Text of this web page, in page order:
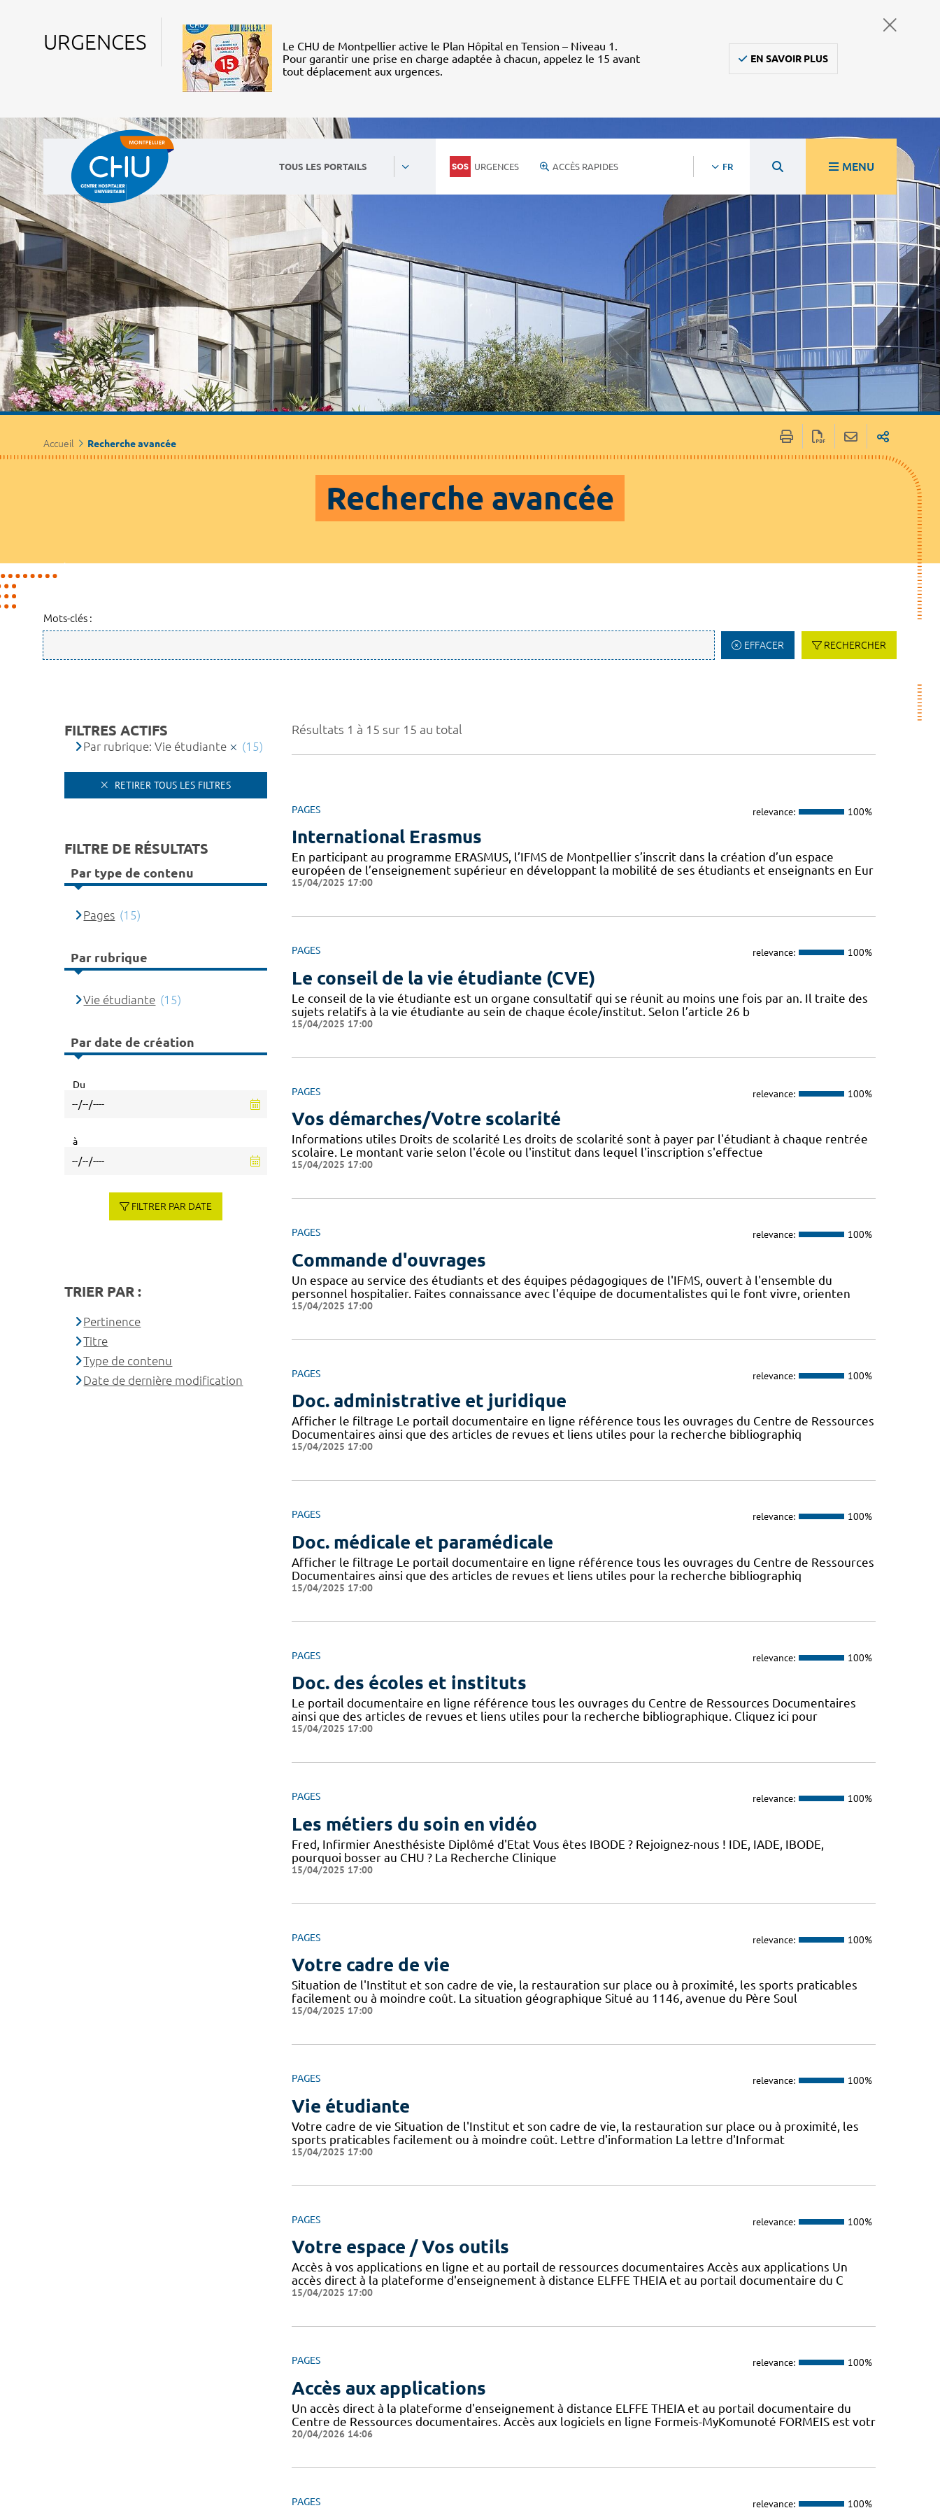
URGENCES
Le CHU de Montpellier active le Plan Hôpital en Tension – Niveau 1.
Pour garantir une prise en charge adaptée à chacun, appelez le 15 avant
tout déplacement aux urgences.
EN SAVOIR PLUS
TOUS LES PORTAILS URGENCES ACCÈS RAPIDES FR MENU
Accueil Recherche avancée
Recherche avancée
Mots-clés :
EFFACER RECHERCHER
Résultats 1 à 15 sur 15 au total
PAGES relevance: 100%
International Erasmus
En participant au programme ERASMUS, l’IFMS de Montpellier s’inscrit dans la création d’un espace
européen de l’enseignement supérieur en développant la mobilité de ses étudiants et enseignants en Eur
15/04/2025 17:00
PAGES relevance: 100%
Le conseil de la vie étudiante (CVE)
Le conseil de la vie étudiante est un organe consultatif qui se réunit au moins une fois par an. Il traite des
sujets relatifs à la vie étudiante au sein de chaque école/institut. Selon l’article 26 b
15/04/2025 17:00
PAGES relevance: 100%
Vos démarches/Votre scolarité
Informations utiles Droits de scolarité Les droits de scolarité sont à payer par l'étudiant à chaque rentrée
scolaire. Le montant varie selon l'école ou l'institut dans lequel l'inscription s'effectue
15/04/2025 17:00
PAGES relevance: 100%
Commande d'ouvrages
Un espace au service des étudiants et des équipes pédagogiques de l'IFMS, ouvert à l'ensemble du
personnel hospitalier. Faites connaissance avec l'équipe de documentalistes qui le font vivre, orienten
15/04/2025 17:00
PAGES relevance: 100%
Doc. administrative et juridique
Afficher le filtrage Le portail documentaire en ligne référence tous les ouvrages du Centre de Ressources
Documentaires ainsi que des articles de revues et liens utiles pour la recherche bibliographiq
15/04/2025 17:00
PAGES relevance: 100%
Doc. médicale et paramédicale
Afficher le filtrage Le portail documentaire en ligne référence tous les ouvrages du Centre de Ressources
Documentaires ainsi que des articles de revues et liens utiles pour la recherche bibliographiq
15/04/2025 17:00
PAGES relevance: 100%
Doc. des écoles et instituts
Le portail documentaire en ligne référence tous les ouvrages du Centre de Ressources Documentaires
ainsi que des articles de revues et liens utiles pour la recherche bibliographique. Cliquez ici pour
15/04/2025 17:00
PAGES relevance: 100%
Les métiers du soin en vidéo
Fred, Infirmier Anesthésiste Diplômé d'Etat Vous êtes IBODE ? Rejoignez-nous ! IDE, IADE, IBODE,
pourquoi bosser au CHU ? La Recherche Clinique
15/04/2025 17:00
PAGES relevance: 100%
Votre cadre de vie
Situation de l'Institut et son cadre de vie, la restauration sur place ou à proximité, les sports praticables
facilement ou à moindre coût. La situation géographique Situé au 1146, avenue du Père Soul
15/04/2025 17:00
PAGES relevance: 100%
Vie étudiante
Votre cadre de vie Situation de l'Institut et son cadre de vie, la restauration sur place ou à proximité, les
sports praticables facilement ou à moindre coût. Lettre d'information La lettre d'Informat
15/04/2025 17:00
PAGES relevance: 100%
Votre espace / Vos outils
Accès à vos applications en ligne et au portail de ressources documentaires Accès aux applications Un
accès direct à la plateforme d'enseignement à distance ELFFE THEIA et au portail documentaire du C
15/04/2025 17:00
PAGES relevance: 100%
Accès aux applications
Un accès direct à la plateforme d'enseignement à distance ELFFE THEIA et au portail documentaire du
Centre de Ressources documentaires. Accès aux logiciels en ligne Formeis-MyKomunoté FORMEIS est votr
20/04/2026 14:06
PAGES relevance: 100%
FILTRES ACTIFS
Par rubrique: Vie étudiante (15)
RETIRER TOUS LES FILTRES
FILTRE DE RÉSULTATS
Par type de contenu
Pages (15)
Par rubrique
Vie étudiante (15)
Par date de création
Du
à
FILTRER PAR DATE
TRIER PAR :
Pertinence
Titre
Type de contenu
Date de dernière modification